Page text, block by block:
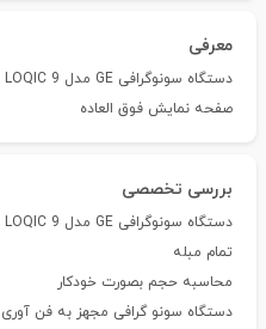
معرفی
صفحه نمایش فوق العاده
بررسی تخصصی
دستگاه سونوگرافی GE مدل LOQIC 9 دارای قابلیت و خصوصیات زیر می‌باشد.
تمام مبله
محاسبه حجم بصورت خودکار
دستگاه سونو گرافی مجهز به فن آوری 4D